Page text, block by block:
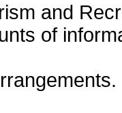
and
of